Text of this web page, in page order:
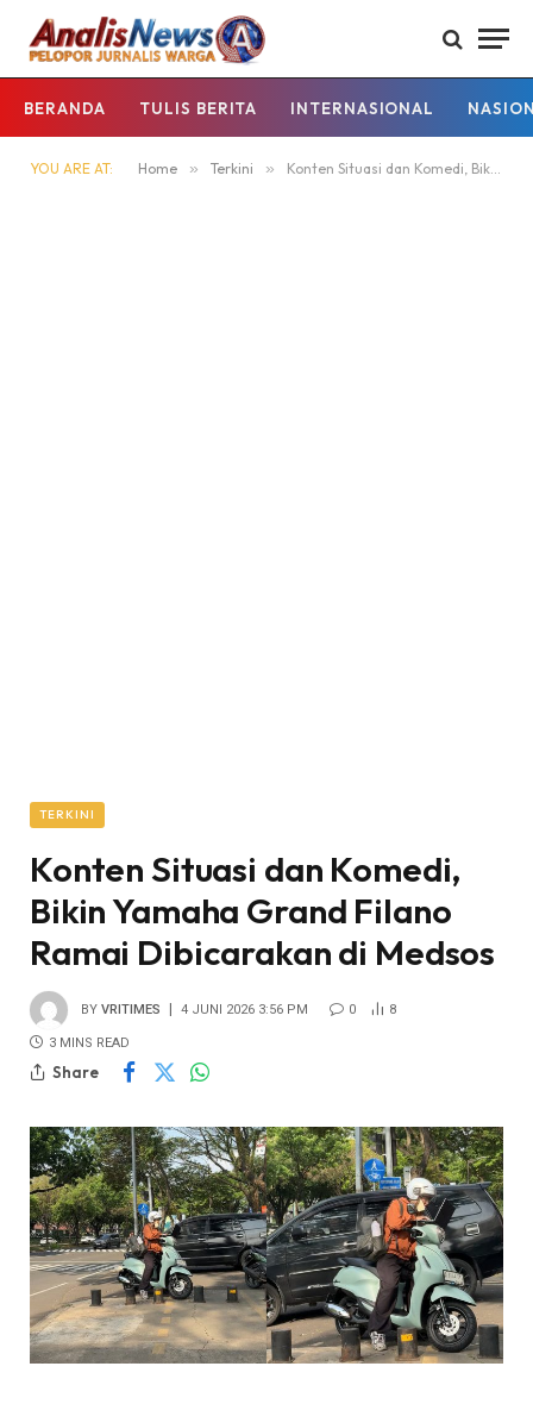
BERANDA TULIS BERITA INTERNASIONAL
YOU ARE AT: Home » Terkini » Konten Situasi dan Komedi, Bikin Yamaha Grand Filano Ramai Dibicarakan di Medsos
TERKINI
Konten Situasi dan Komedi,
Bikin Yamaha Grand Filano
Ramai Dibicarakan di Medsos
BY VRITIMES 4 JUNI 2026 3:56 PM 0 8
3 MINS READ
Share